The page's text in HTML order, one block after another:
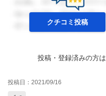
クチコミ投稿
投稿・登録済みの方は
投稿日： 2021/09/16